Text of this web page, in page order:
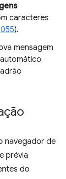
caracteres
).
mensagem
navegador de
prévia
do